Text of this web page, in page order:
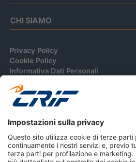
CHI SIAMO
Privacy Policy
Cookie Policy
Informativa Dati Personali
Accessibilità
Informativa Privacy Relativa Al
© 2026 CRIF S.p.A. Tutti i diritti riservati.